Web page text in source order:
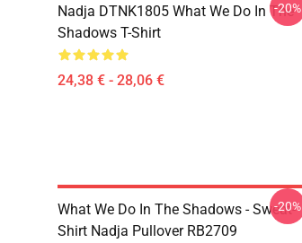
Nadja DTNK1805 What We Do In The
Shadows T-Shirt
24,38 € - 28,06 €
-20%
What We Do In The Shadows - Sweat-
Shirt Nadja Pullover RB2709
-20%